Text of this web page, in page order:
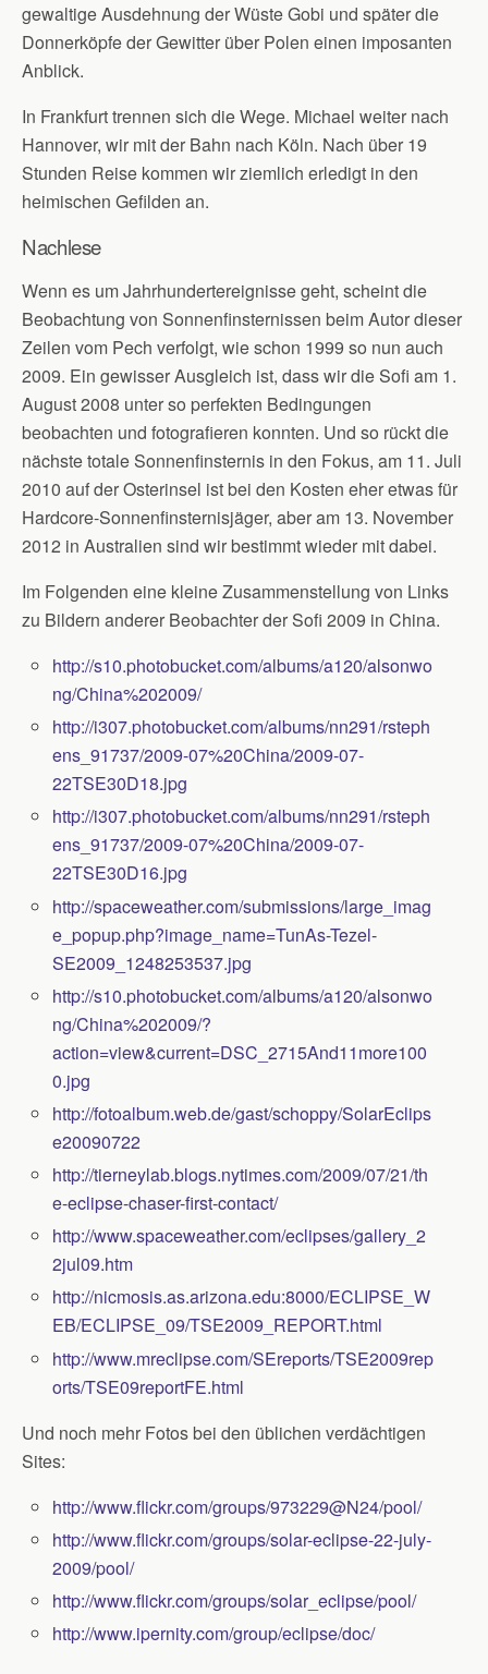
gewaltige Ausdehnung der Wüste Gobi und später die
Donnerköpfe der Gewitter über Polen einen imposanten
Anblick.
In Frankfurt trennen sich die Wege. Michael weiter nach
Hannover, wir mit der Bahn nach Köln. Nach über 19
Stunden Reise kommen wir ziemlich erledigt in den
heimischen Gefilden an.
Nachlese
Wenn es um Jahrhundertereignisse geht, scheint die
Beobachtung von Sonnenfinsternissen beim Autor dieser
Zeilen vom Pech verfolgt, wie schon 1999 so nun auch
2009. Ein gewisser Ausgleich ist, dass wir die Sofi am 1.
August 2008 unter so perfekten Bedingungen
beobachten und fotografieren konnten. Und so rückt die
nächste totale Sonnenfinsternis in den Fokus, am 11. Juli
2010 auf der Osterinsel ist bei den Kosten eher etwas für
Hardcore-Sonnenfinsternisjäger, aber am 13. November
2012 in Australien sind wir bestimmt wieder mit dabei.
Im Folgenden eine kleine Zusammenstellung von Links
zu Bildern anderer Beobachter der Sofi 2009 in China.
http://s10.photobucket.com/albums/a120/alsonwo
ng/China%202009/
http://i307.photobucket.com/albums/nn291/rsteph
ens_91737/2009-07%20China/2009-07-
22TSE30D18.jpg
http://i307.photobucket.com/albums/nn291/rsteph
ens_91737/2009-07%20China/2009-07-
22TSE30D16.jpg
http://spaceweather.com/submissions/large_imag
e_popup.php?image_name=TunAs-Tezel-
SE2009_1248253537.jpg
http://s10.photobucket.com/albums/a120/alsonwo
ng/China%202009/?
action=view&current=DSC_2715And11more100
0.jpg
http://fotoalbum.web.de/gast/schoppy/SolarEclips
e20090722
http://tierneylab.blogs.nytimes.com/2009/07/21/th
e-eclipse-chaser-first-contact/
http://www.spaceweather.com/eclipses/gallery_2
2jul09.htm
http://nicmosis.as.arizona.edu:8000/ECLIPSE_W
EB/ECLIPSE_09/TSE2009_REPORT.html
http://www.mreclipse.com/SEreports/TSE2009rep
orts/TSE09reportFE.html
Und noch mehr Fotos bei den üblichen verdächtigen
Sites:
http://www.flickr.com/groups/973229@N24/pool/
http://www.flickr.com/groups/solar-eclipse-22-july-
2009/pool/
http://www.flickr.com/groups/solar_eclipse/pool/
http://www.ipernity.com/group/eclipse/doc/